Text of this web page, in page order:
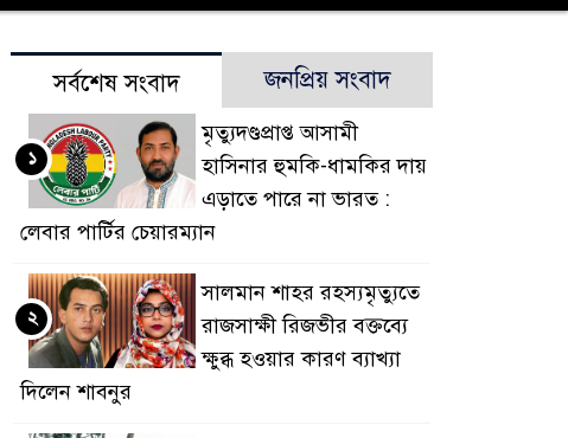
সর্বশেষ সংবাদ জনপ্রিয় সংবাদ
মৃত্যুদণ্ডপ্রাপ্ত আসামী
হাসিনার হুমকি-ধামকির দায়
এড়াতে পারে না ভারত :
লেবার পার্টির চেয়ারম্যান
১
সালমান শাহর রহস্যমৃত্যুতে
রাজসাক্ষী রিজভীর বক্তব্যে
ক্ষুব্ধ হওয়ার কারণ ব্যাখ্যা
দিলেন শাবনুর
২